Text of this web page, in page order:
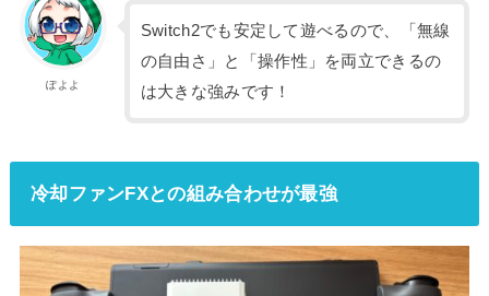
ぽよよ
Switch2でも安定して遊べるので、「無線
の自由さ」と「操作性」を両立できるの
は大きな強みです！
冷却ファンFXとの組み合わせが最強